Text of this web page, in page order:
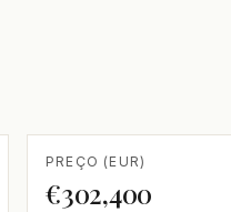
PREÇO (EUR)
€302,400